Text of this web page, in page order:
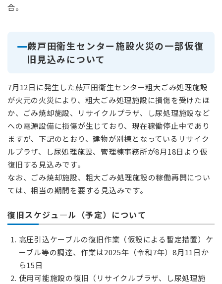
合。
蕨戸田衛生センター施設火災の一部仮復
旧見込みについて
7月12日に発生した蕨戸田衛生センター粗大ごみ処理施設
が火元の火災により、粗大ごみ処理施設に損傷を受けたほ
か、ごみ焼却施設、リサイクルプラザ、し尿処理施設など
への電源設備に損傷が生じており、現在稼働停止中であり
ますが、下記のとおり、建物が別棟となっているリサイク
ルプラザ、し尿処理施設、管理棟事務所が8月18日より仮
復旧する見込みです。
なお、ごみ焼却施設、粗大ごみ処理施設の稼働再開につい
ては、相当の期間を要する見込みです。
復旧スケジュ―ル（予定）について
高圧引込ケーブルの復旧作業（仮設による暫定措置）ケ
ーブル等の調達、作業は2025年（令和7年）8月11日か
ら15日
使用可能施設の復旧（リサイクルプラザ、し尿処理施